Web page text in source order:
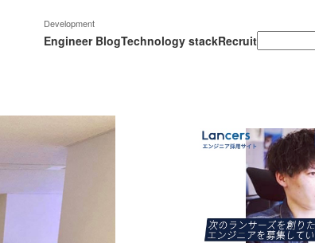
Development
Engineer BlogTechnology stackRecruit検
索: